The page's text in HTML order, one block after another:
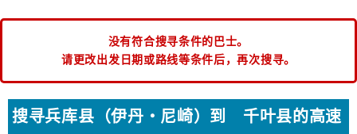
没有符合搜寻条件的巴士。
请更改出发日期或路线等条件后，再次搜寻。
搜寻兵库县（伊丹・尼崎）到 千叶县的高速